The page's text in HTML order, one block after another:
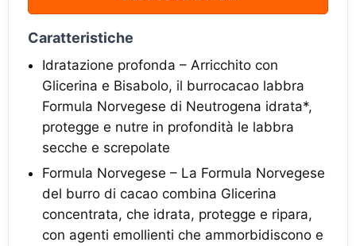
Caratteristiche
Idratazione profonda – Arricchito con
Glicerina e Bisabolo, il burrocacao labbra
Formula Norvegese di Neutrogena idrata*,
protegge e nutre in profondità le labbra
secche e screpolate
Formula Norvegese – La Formula Norvegese
del burro di cacao combina Glicerina
concentrata, che idrata, protegge e ripara,
con agenti emollienti che ammorbidiscono e